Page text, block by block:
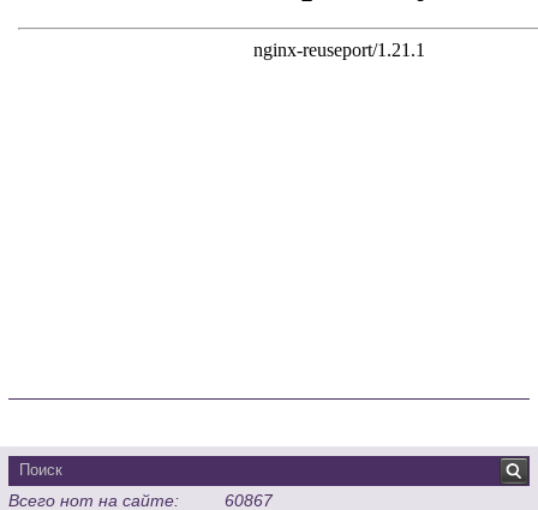
Всего нот на сайте:
60867